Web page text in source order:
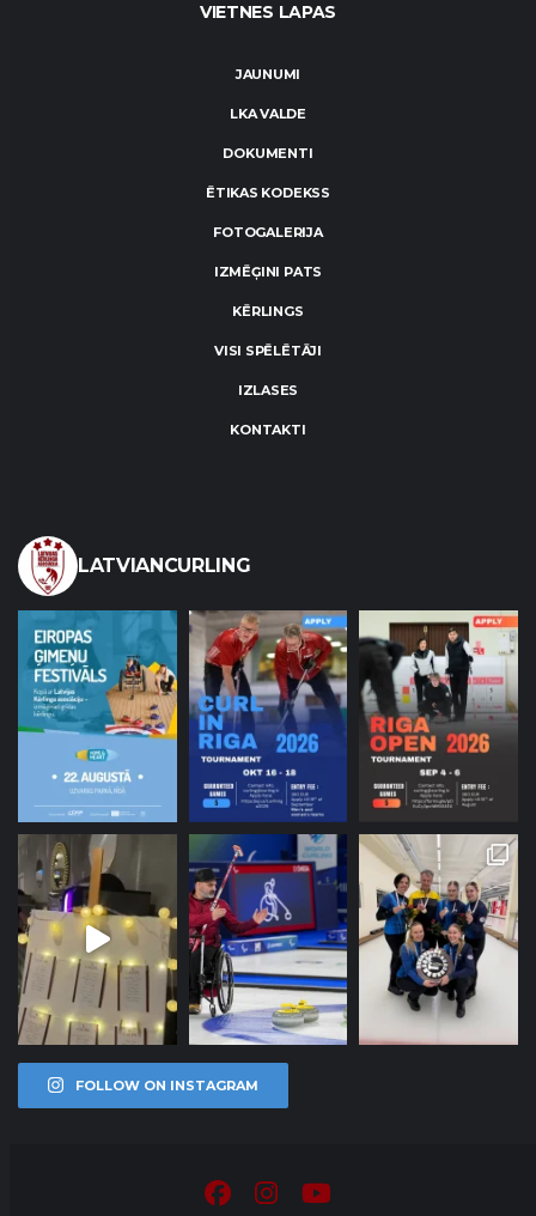
VIETNES LAPAS
JAUNUMI
LKA VALDE
DOKUMENTI
ĒTIKAS KODEKSS
FOTOGALERIJA
IZMĒĢINI PATS
KĒRLINGS
VISI SPĒLĒTĀJI
IZLASES
KONTAKTI
LATVIANCURLING
FOLLOW ON INSTAGRAM